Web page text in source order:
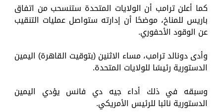
كما أعلن ترامب أن الولايات المتحدة ستنسحب من اتفاق
باريس للمناخ، موضحًا أن إدارته ستواصل عمليات التنقيب
عن الوقود الأحفوري.
وأدى دونالد ترامب، مساء الاثنين (بتوقيت القاهرة) اليمين
الدستورية رئيسًا للولايات المتحدة.
وسبقه في ذلك أداء جيه دي فانس يؤدي اليمين
الدستورية نائبا للرئيس الأمريكي.